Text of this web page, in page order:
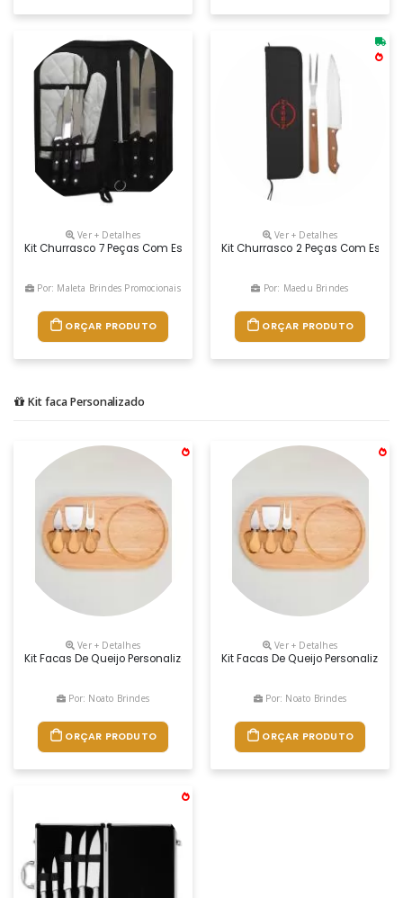
Ver + Detalhes
Kit Churrasco 7 Peças Com Estojo, Contém: Faca De Legumes, Faca
Por: Maleta Brindes Promocionais
ORÇAR PRODUTO
Ver + Detalhes
Kit Churrasco 2 Peças Com
Por: Maedu Brindes
ORÇAR PRODUTO
Kit faca Personalizado
Ver + Detalhes
Kit Facas De Queijo Personalizado, Medidas 32,1 X 18,7 Cm, Peso 613
Por: Noato Brindes
ORÇAR PRODUTO
Ver + Detalhes
Kit Facas De Queijo
Por: Noato Brindes
ORÇAR PRODUTO